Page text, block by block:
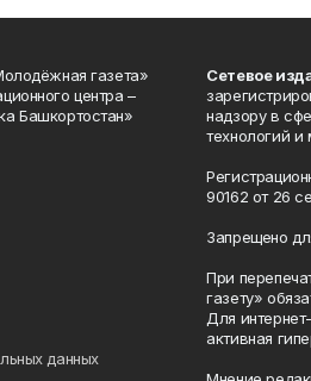
газета»
центра –
Башкортостан»
данных
Сетевое
надзору в
технологий
90162 от 26
Запрещено
При
газету»
Для
активная